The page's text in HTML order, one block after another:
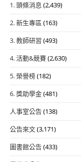
1. 頭條消息 (2,439)
2. 新生專區 (163)
3. 教師研習 (493)
4. 活動&競賽(2,630)
5. 榮譽榜(182)
6. 獎助學金(481)
人事室公告(138)
公告來文(3,171)
圖書館公告(433)